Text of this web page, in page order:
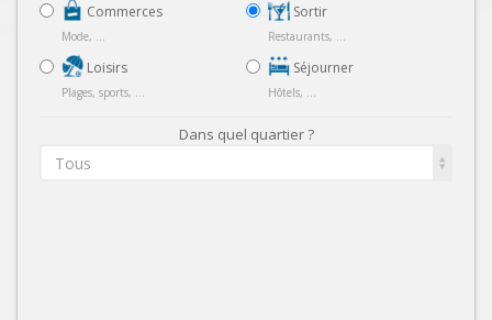
Commerces
Mode, ...
Loisirs
Plages, sports, ...
Sortir
Restaurants, ...
Séjourner
Hôtels, ...
Dans quel quartier ?
Tous